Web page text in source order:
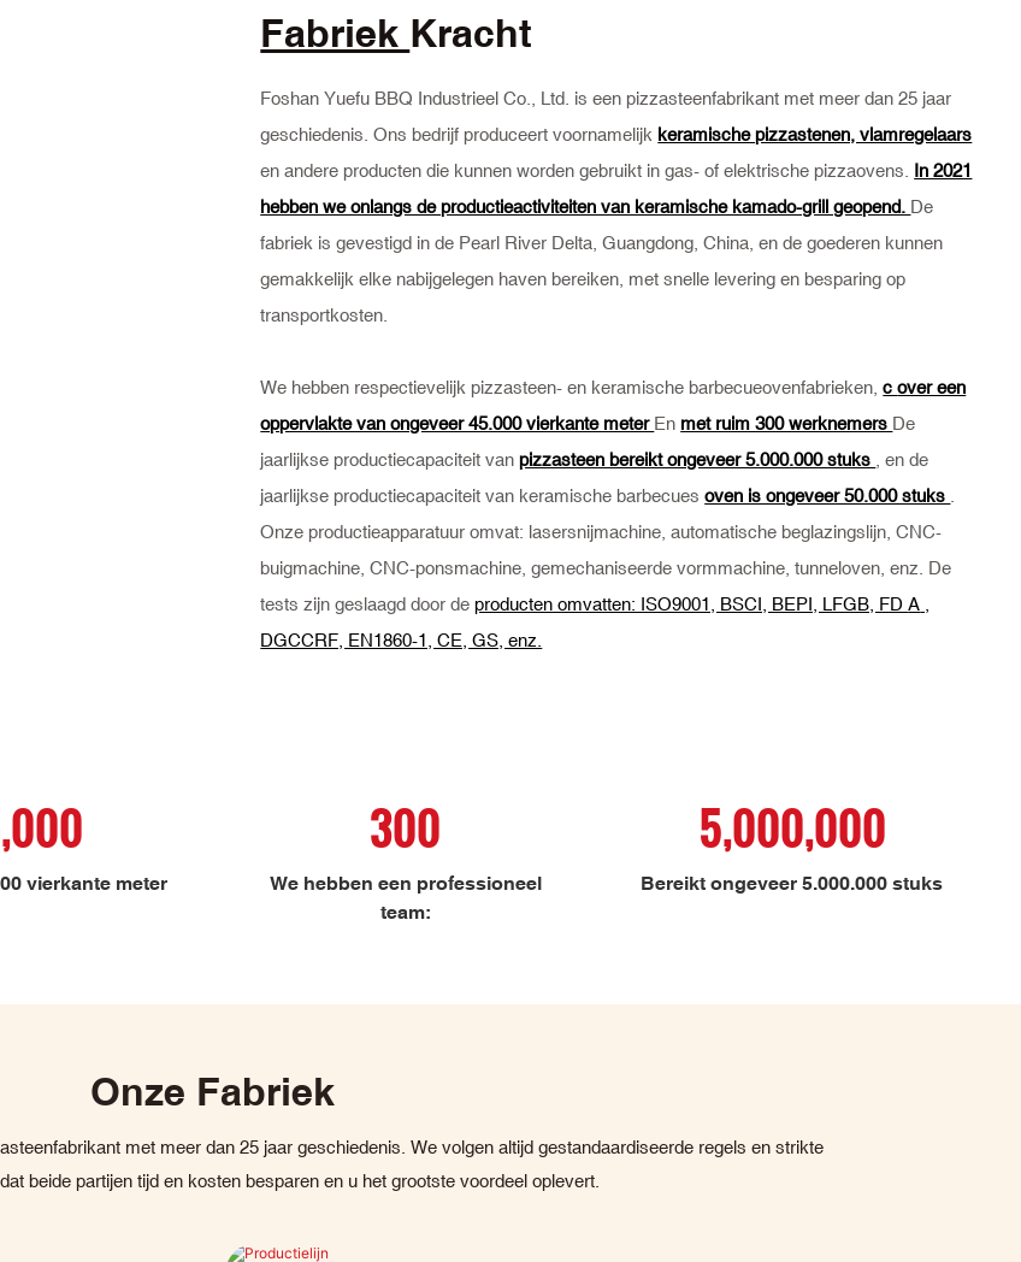
Fabriek Kracht
Foshan Yuefu BBQ Industrieel Co., Ltd. is een pizzasteenfabrikant met meer dan 25 jaar
geschiedenis. Ons bedrijf produceert voornamelijk keramische pizzastenen, vlamregelaars
en andere producten die kunnen worden gebruikt in gas- of elektrische pizzaovens. In 2021
hebben we onlangs de productieactiviteiten van keramische kamado-grill geopend. De
fabriek is gevestigd in de Pearl River Delta, Guangdong, China, en de goederen kunnen
gemakkelijk elke nabijgelegen haven bereiken, met snelle levering en besparing op
transportkosten.
We hebben respectievelijk pizzasteen- en keramische barbecueovenfabrieken,cover een
oppervlakte van ongeveer 45.000 vierkante meter En met ruim 300 werknemers De
jaarlijkse productiecapaciteit vanpizzasteen bereikt ongeveer 5.000.000 stuks
, en de
jaarlijkse productiecapaciteit van keramische barbecuesoven is ongeveer 50.000 stuks
Onze productieapparatuur omvat: lasersnijmachine, automatische beglazingslijn, CNC-
buigmachine, CNC-ponsmachine, gemechaniseerde vormmachine, tunneloven, enz. De
tests zijn geslaagd door deproducten omvatten: ISO9001, BSCI, BEPI, LFGB, FDA
DGCCRF, EN1860-1, CE, GS, enz.
vierkante meter
300
We hebben een professioneel
team:
5,000,000
Bereikt ongeveer 5.000.000 stuks
Onze Fabriek
met meer dan 25 jaar geschiedenis. We volgen altijd gestandaardiseerde regels en strikte
beide partijen tijd en kosten besparen en u het grootste voordeel oplevert.